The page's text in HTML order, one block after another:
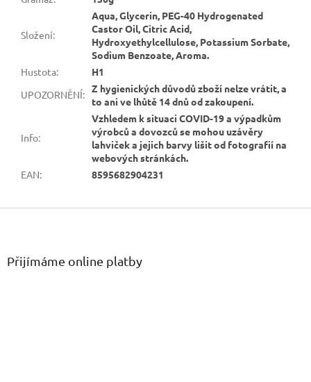
Složení:
Aqua, Glycerin, PEG-40 Hydrogenated
Castor Oil, Citric Acid,
Hydroxyethylcellulose, Potassium Sorbate,
Sodium Benzoate, Aroma.
Hustota:
H1
UPOZORNĚNÍ: Z hygienických důvodů zboží nelze vrátit, a
to ani ve lhůtě 14 dnů od zakoupení.
Info:
Vzhledem k situaci COVID-19 a výpadkům
výrobců a dovozců se mohou uzávěry
lahviček a jejich barvy lišit od fotografií na
webových stránkách.
EAN: 8595682904231
Z
Přijímáme online platby